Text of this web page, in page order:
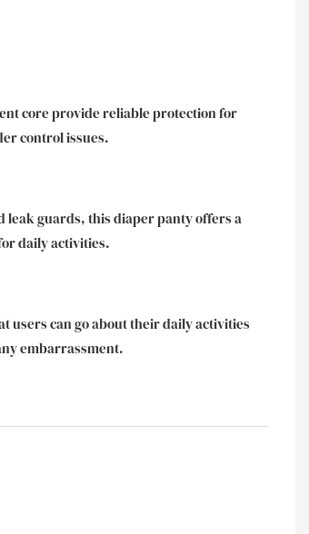
core provide reliable protection for
control issues.
leak guards, this diaper panty offers a
daily activities.
users can go about their daily activities
embarrassment.